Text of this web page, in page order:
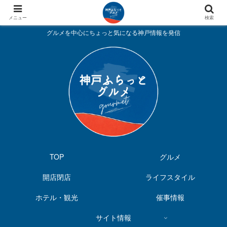
グルメを中心にちょっと気になる神戸情報を発信
TOP
グルメ
開店閉店
ライフスタイル
ホテル・観光
催事情報
サイト情報
メニュー 検索